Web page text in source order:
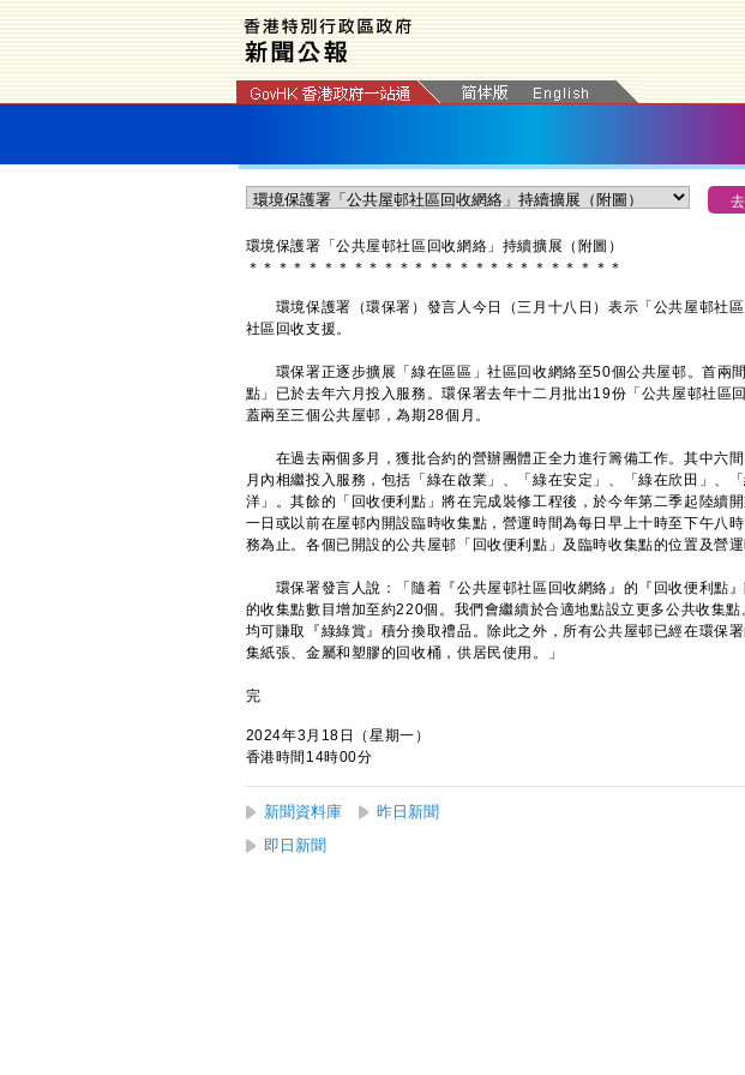
環境保護署「公共屋邨社區回收網絡」持續擴展（附圖）
＊ ＊ ＊ ＊ ＊ ＊ ＊ ＊ ＊ ＊ ＊ ＊ ＊ ＊ ＊ ＊ ＊ ＊ ＊ ＊ ＊ ＊ ＊ ＊ ＊
環境保護署（環保署）發言人今日（三月十八日）表示「公共屋邨社區
社區回收支援。
環保署正逐步擴展「綠在區區」社區回收網絡至50個公共屋邨。首兩
點」已於去年六月投入服務。環保署去年十二月批出19份「公共屋邨社區
蓋兩至三個公共屋邨，為期28個月。
在過去兩個多月，獲批合約的營辦團體正全力進行籌備工作。其中六間
月內相繼投入服務，包括「綠在啟業」、「綠在安定」、「綠在欣田」、
洋」。其餘的「回收便利點」將在完成裝修工程後，於今年第二季起陸續
一日或以前在屋邨內開設臨時收集點，營運時間為每日早上十時至下午八
務為止。各個已開設的公共屋邨「回收便利點」及臨時收集點的位置及營運
環保署發言人說：「隨着『公共屋邨社區回收網絡』的『回收便利點』
的收集點數目增加至約220個。我們會繼續於合適地點設立更多公共收集
均可賺取『綠綠賞』積分換取禮品。除此之外，所有公共屋邨已經在環保
集紙張、金屬和塑膠的回收桶，供居民使用。」
完
2024年3月18日（星期一）
香港時間14時00分
新聞資料庫 昨日新聞
即日新聞